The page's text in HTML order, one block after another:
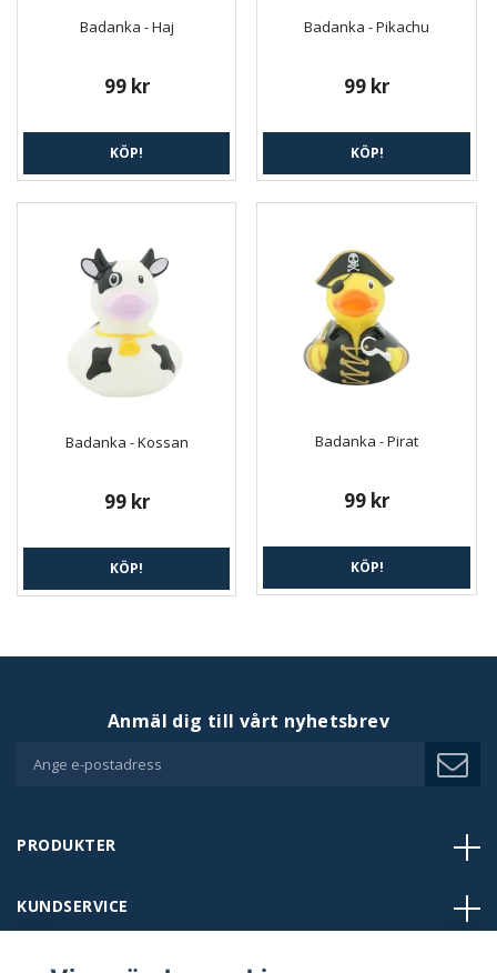
Badanka - Haj
99 kr
KÖP!
Badanka - Pikachu
99 kr
KÖP!
Badanka - Kossan
99 kr
KÖP!
Badanka - Pirat
99 kr
KÖP!
PRODUKTER
Anmäl dig till vårt nyhetsbrev
KUNDSERVICE
BUTIKER